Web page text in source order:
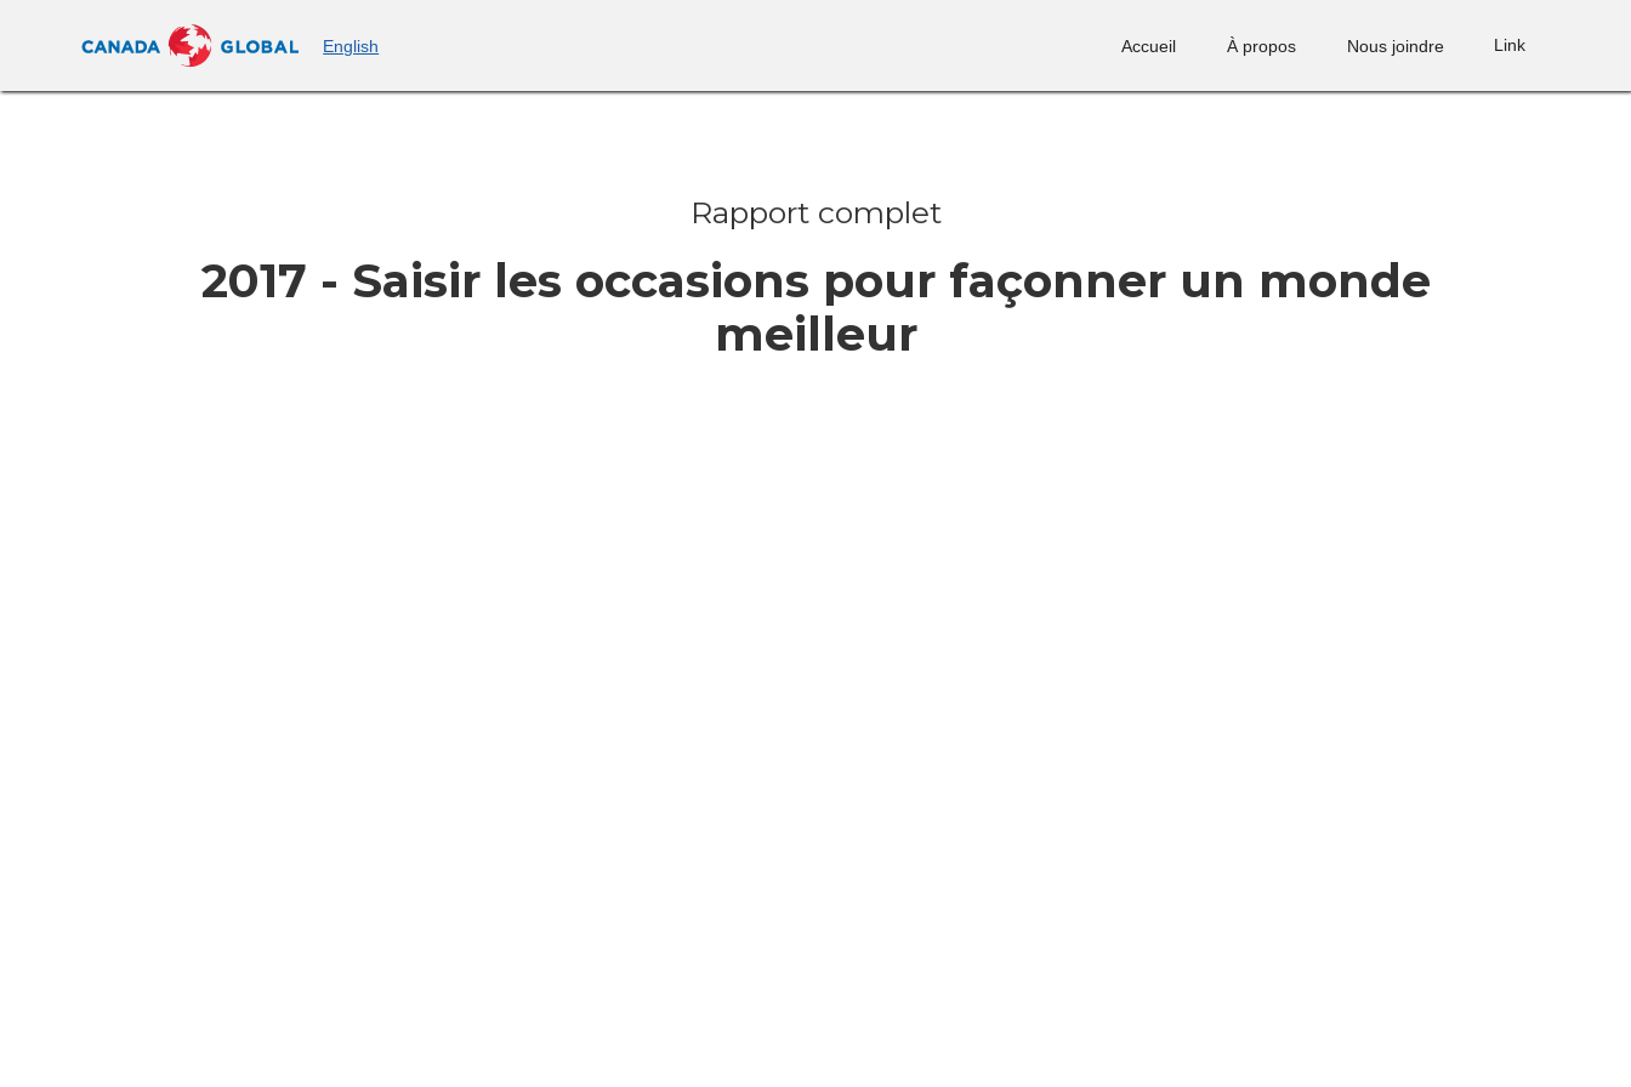
English Accueil À propos Nous joindre Link
Rapport complet
2017 - Saisir les occasions pour façonner un monde
meilleur